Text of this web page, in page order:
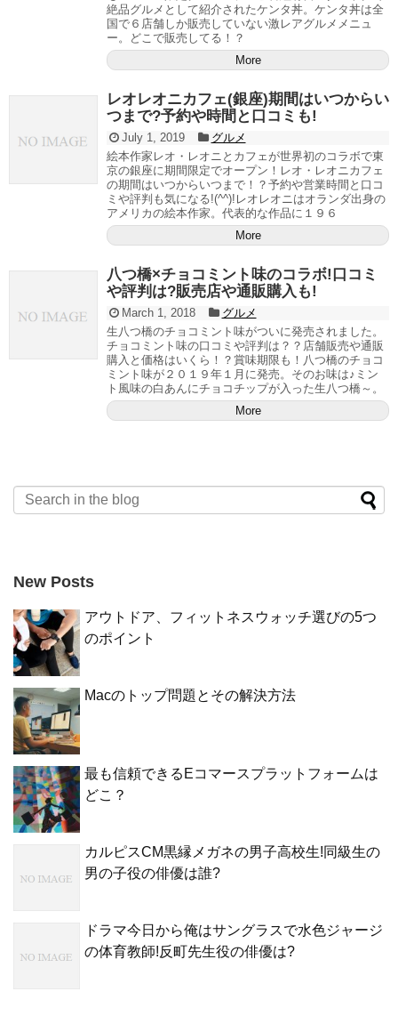
絶品グルメとして紹介されたケンタ丼。ケンタ丼は全
国で６店舗しか販売していない激レアグルメメニュ
ー。どこで販売してる！？
More
レオレオニカフェ(銀座)期間はいつからい
つまで?予約や時間と口コミも!
July 1, 2019
グルメ
絵本作家レオ・レオニとカフェが世界初のコラボで東
京の銀座に期間限定でオープン！レオ・レオニカフェ
の期間はいつからいつまで！？予約や営業時間と口コ
ミや評判も気になる!(^^)!レオレオニはオランダ出身の
アメリカの絵本作家。代表的な作品に１９６
More
八つ橋×チョコミント味のコラボ!口コミ
や評判は?販売店や通販購入も!
March 1, 2018
グルメ
生八つ橋のチョコミント味がついに発売されました。
チョコミント味の口コミや評判は？？店舗販売や通販
購入と価格はいくら！？賞味期限も！八つ橋のチョコ
ミント味が２０１９年１月に発売。そのお味は♪ミン
ト風味の白あんにチョコチップが入った生八つ橋～。
More
New Posts
アウトドア、フィットネスウォッチ選びの5つ
のポイント
Macのトップ問題とその解決方法
最も信頼できるEコマースプラットフォームは
どこ？
カルピスCM黒縁メガネの男子高校生!同級生の
男の子役の俳優は誰?
ドラマ今日から俺はサングラスで水色ジャージ
の体育教師!反町先生役の俳優は?